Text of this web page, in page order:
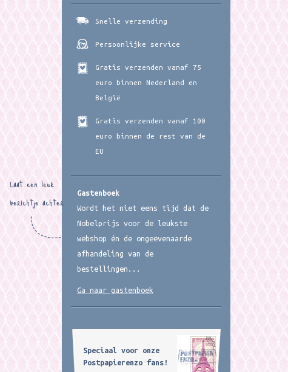
Snelle verzending
Persoonlijke service
Gratis verzenden vanaf 75
euro binnen Nederland en
België
Gratis verzenden vanaf 100
euro binnen de rest van de
EU
Gastenboek
Wordt het niet eens tijd dat de
Nobelprijs voor de leukste
webshop én de ongeëvenaarde
afhandeling van de
bestellingen...
Laat een leuk
berichtje achter
Ga naar gastenboek
Speciaal voor onze
Postpapierenzo fans!